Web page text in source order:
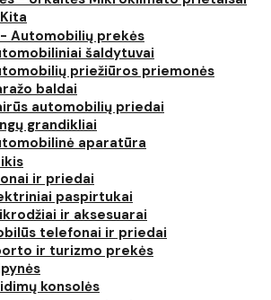
Kita
Automobilių prekės
šaldytuvai
priežiūros priemonės
baldai
automobilių priedai
grandikliai
aparatūra
ir priedai
paspirtukai
ir aksesuarai
telefonai ir priedai
ir turizmo prekės
konsolės